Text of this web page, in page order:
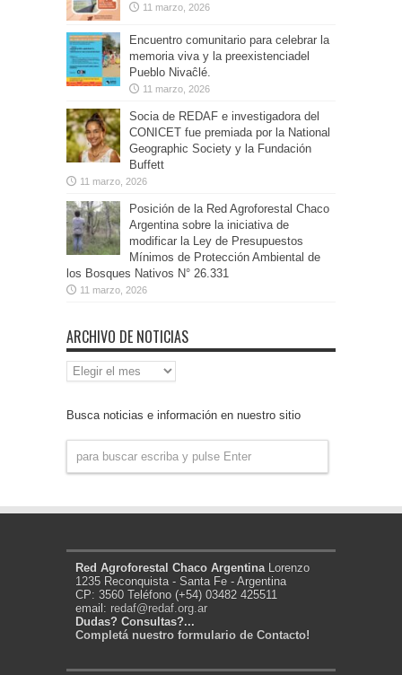
11 marzo, 2026
Encuentro comunitario para celebrar la
memoria viva y la preexistenciadel
Pueblo Nivaĉlé.
11 marzo, 2026
Socia de REDAF e investigadora del
CONICET fue premiada por la National
Geographic Society y la Fundación
Buffett
11 marzo, 2026
Posición de la Red Agroforestal Chaco
Argentina sobre la iniciativa de
modificar la Ley de Presupuestos
Mínimos de Protección Ambiental de
los Bosques Nativos N° 26.331
11 marzo, 2026
ARCHIVO DE NOTICIAS
Archivo
de
Busca noticias e información en nuestro sitio
Red Agroforestal Chaco Argentina Lorenzo
1235 Reconquista - Santa Fe - Argentina
CP: 3560 Teléfono (+54) 03482 425511
email: redaf@redaf.org.ar
Dudas? Consultas?...
Completá nuestro formulario de Contacto!